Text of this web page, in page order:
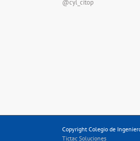
@cyl_citop
Copyright Colegio de
Tictac Soluciones